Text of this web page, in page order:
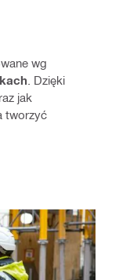
wg
. Dzięki
jak
tworzyć